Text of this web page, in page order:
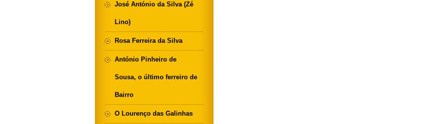
José António da Silva (Zé
Lino)
Rosa Ferreira da Silva
António Pinheiro de
Sousa, o último ferreiro de
Bairro
O Lourenço das Galinhas